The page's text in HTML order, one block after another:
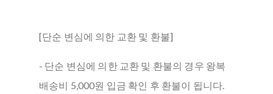
[단순 변심에 의한 교환 및 환불]
- 단순 변심에 의한 교환 및 환불의 경우 왕복
배송비 5,000원 입금 확인 후 환불이 됩니다.